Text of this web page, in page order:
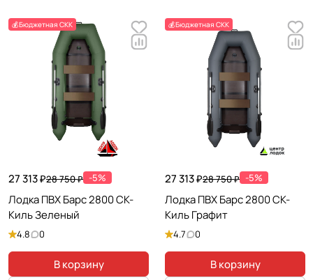
💰Бюджетная СКК
27 313 ₽28 750 ₽ -5%
Лодка ПВХ Барс 2800 СК-
Киль Зеленый
4.8 0
В корзину
💰Бюджетная СКК
27 313 ₽28 750 ₽ -5%
Лодка ПВХ Барс 2800 СК-
Киль Графит
4.7 0
В корзину